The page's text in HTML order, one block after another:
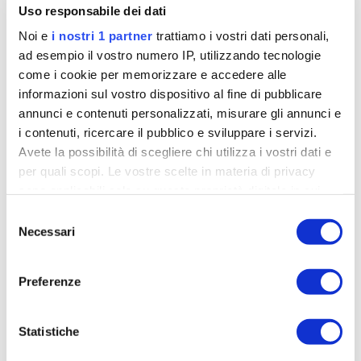
Uso responsabile dei dati
Noi e i nostri 1 partner trattiamo i vostri dati personali,
ad esempio il vostro numero IP, utilizzando tecnologie
come i cookie per memorizzare e accedere alle
informazioni sul vostro dispositivo al fine di pubblicare
annunci e contenuti personalizzati, misurare gli annunci e
i contenuti, ricercare il pubblico e sviluppare i servizi.
Avete la possibilità di scegliere chi utilizza i vostri dati e
per quali scopi. Le vostre scelte in materia di privacy
revocare il proprio consenso in qualsiasi momento dalla
Dichiarazione sui cookie o facendo clic sull'icona di
e imposta le tue preferenze nella
sezione dettagli. Puoi
modificare o ritirare il tuo consenso in qualsiasi momento
delNecessari
Preferenze
Statistiche
Biesse-Carrera e il Giro Next Gen: a caccia
Stefano Masi
Biesse-Carrera per il Giro Next Gen: obiettivo